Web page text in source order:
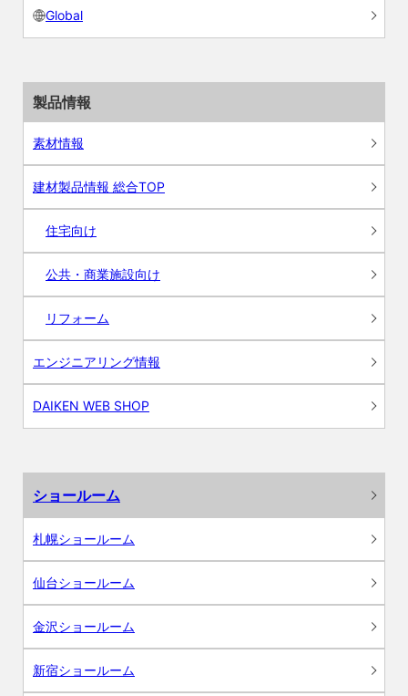
Global
製品情報
素材情報
建材製品情報 総合TOP
住宅向け
公共・商業施設向け
リフォーム
エンジニアリング情報
DAIKEN WEB SHOP
ショールーム
札幌ショールーム
仙台ショールーム
金沢ショールーム
新宿ショールーム